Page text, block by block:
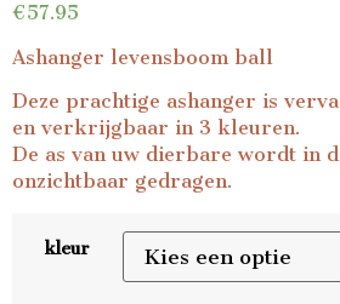
€57.95
Ashanger levensboom ball
Deze prachtige ashanger is
en verkrijgbaar in 3 kleuren.
De as van uw dierbare wordt in
onzichtbaar gedragen.
kleur